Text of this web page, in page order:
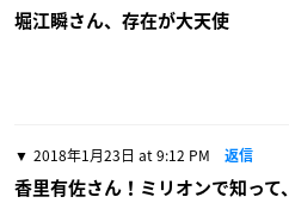
堀江瞬さん、存在が大天使
2018年1月23日 at 9:12 PM 返信
香里有佐さん！ミリオンで知っ